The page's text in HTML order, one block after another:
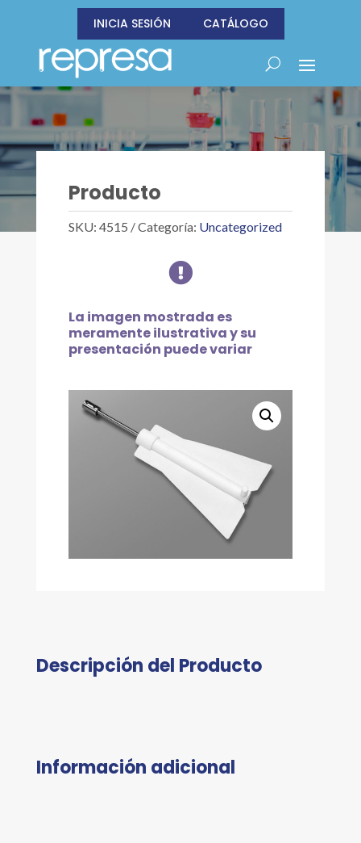
INICIA SESIÓN CATÁLOGO
Producto
SKU: 4515 Categoría: Uncategorized

La imagen mostrada es
meramente ilustrativa y su
presentación puede variar
Descripción del Producto
Información adicional